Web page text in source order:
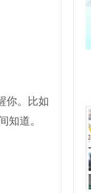
你。比如
知道。